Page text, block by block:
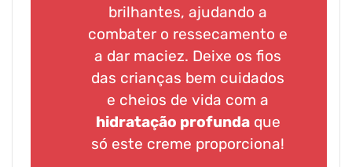
brilhantes, ajudando a
combater o ressecamento e
a dar maciez. Deixe os fios
das crianças bem cuidados
e cheios de vida com a
hidratação profundaque
só este creme proporciona!